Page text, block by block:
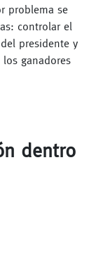
problema se
controlar el
presidente y
ganadores
dentro